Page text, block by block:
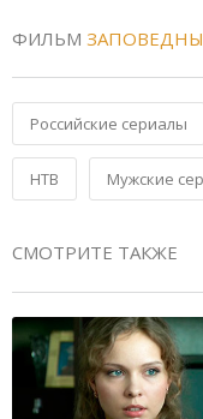
ФИЛЬМ
Российские сериалы
НТВ Мужские
СМОТРИТЕ ТАКЖЕ